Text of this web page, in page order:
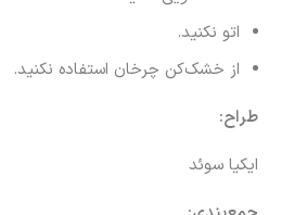
اتو نکنید.
از خشک‌کن چرخان استفاده نکنید.
طراح:
ایکیا سوئد